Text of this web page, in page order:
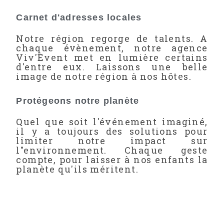
Carnet d'adresses locales
Notre région regorge de talents. A
chaque évènement, notre agence
Viv'Event met en lumière certains
d'entre eux. Laissons une belle
image de notre région à nos hôtes.
Protégeons notre planète
Quel que soit l'événement imaginé,
il y a toujours des solutions pour
limiter notre impact sur
l"environnement. Chaque geste
compte, pour laisser à nos enfants la
planète qu'ils méritent.